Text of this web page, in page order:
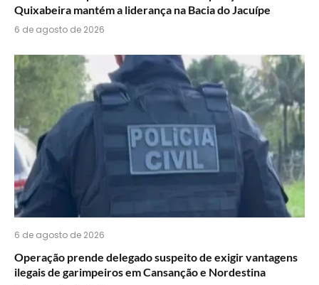
Quixabeira mantém a liderança na Bacia do Jacuípe
6 de agosto de 2026
6 de agosto de 2026
Operação prende delegado suspeito de exigir vantagens
ilegais de garimpeiros em Cansanção e Nordestina